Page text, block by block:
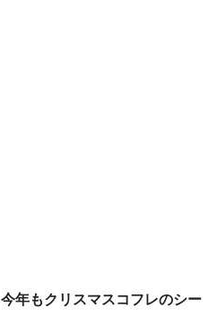
今年もクリスマスコフレのシー